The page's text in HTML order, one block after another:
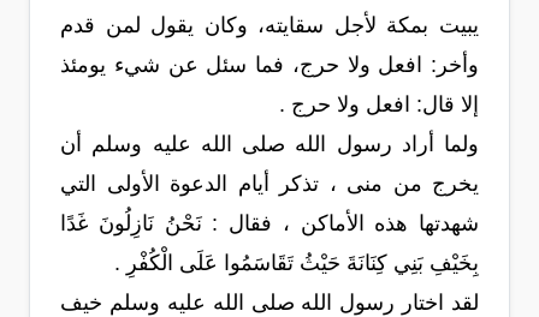
يبيت بمكة لأجل سقايته، وكان يقول لمن قدم
وأخر: افعل ولا حرج، فما سئل عن شيء يومئذ
إلا قال: افعل ولا حرج .
ولما أراد رسول الله صلى الله عليه وسلم أن
يخرج من منى ، تذكر أيام الدعوة الأولى التي
شهدتها هذه الأماكن ، فقال : نَحْنُ نَازِلُونَ غَدًا
بِخَيْفِ بَنِي كِنَانَةَ حَيْثُ تَقَاسَمُوا عَلَى الْكُفْرِ .
لقد اختار رسول الله صلى الله عليه وسلم خيف